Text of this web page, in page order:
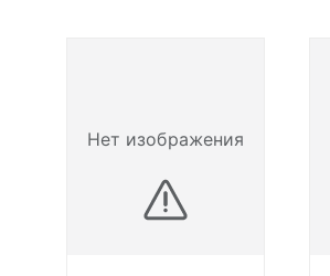
Нет изображения